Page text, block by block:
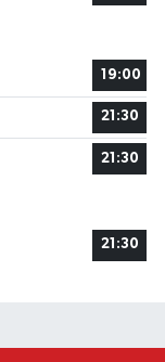
19:00
21:30
21:30
21:30